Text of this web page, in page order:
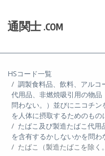
通関士 .COM
HSコード一覧
調製食料品、飲料、アルコ
代用品、非燃焼吸引用の物
問わない。）並びにニコチ
を人体に摂取するためのもの
たばこ及び製造たばこ代
を含有するかしないかを問
たばこ（製造たばこを除く
通関Ｑ
通関士
HSコー